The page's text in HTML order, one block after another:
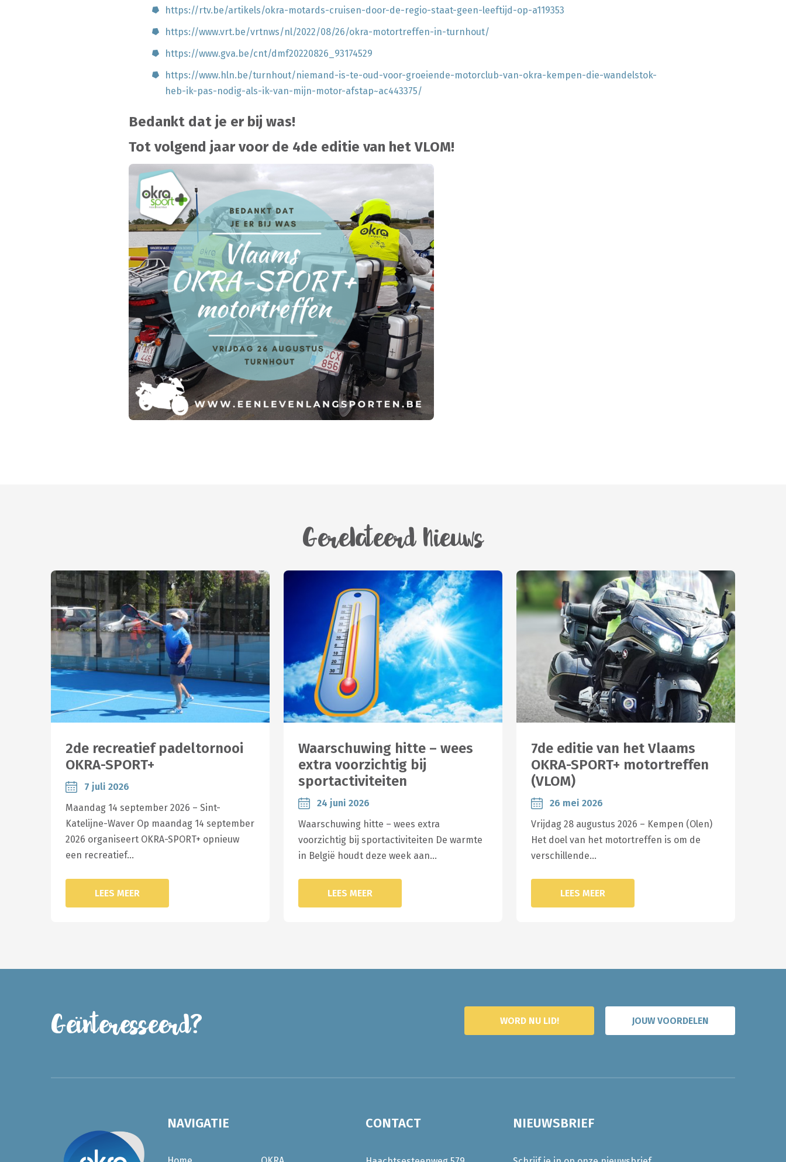
https://rtv.be/artikels/okra-motards-cruisen-door-de-regio-staat-geen-leeftijd-op-a119353
https://www.vrt.be/vrtnws/nl/2022/08/26/okra-motortreffen-in-turnhout/
https://www.gva.be/cnt/dmf20220826_93174529
https://www.hln.be/turnhout/niemand-is-te-oud-voor-groeiende-motorclub-van-okra-kempen-die-wandelstok-
heb-ik-pas-nodig-als-ik-van-mijn-motor-afstap~ac443375/
Bedankt dat je er bij was!
Tot volgend jaar voor de 4de editie van het VLOM!
Gerelateerd Nieuws
2de recreatief padeltornooi
OKRA-SPORT+
7 juli 2026
Maandag 14 september 2026 – Sint-
Katelijne-Waver Op maandag 14 september
2026 organiseert OKRA-SPORT+ opnieuw
een recreatief…
LEES MEER
Waarschuwing hitte – wees
extra voorzichtig bij
sportactiviteiten
24 juni 2026
Waarschuwing hitte – wees extra
voorzichtig bij sportactiviteiten De warmte
in België houdt deze week aan…
LEES MEER
7de editie van het Vlaams
OKRA-SPORT+ motortreffen
(VLOM)
26 mei 2026
Vrijdag 28 augustus 2026 – Kempen (Olen)
Het doel van het motortreffen is om de
verschillende…
LEES MEER
Geïnteresseerd? WORD NU LID! JOUW VOORDELEN
NAVIGATIE CONTACT NIEUWSBRIEF